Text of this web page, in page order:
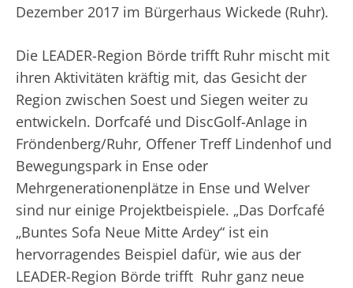
Dezember 2017 im Bürgerhaus Wickede (Ruhr).
Die LEADER-Region Börde trifft Ruhr mischt mit
ihren Aktivitäten kräftig mit, das Gesicht der
Region zwischen Soest und Siegen weiter zu
entwickeln. Dorfcafé und DiscGolf-Anlage in
Fröndenberg/Ruhr, Offener Treff Lindenhof und
Bewegungspark in Ense oder
Mehrgenerationenplätze in Ense und Welver
sind nur einige Projektbeispiele. „Das Dorfcafé
„Buntes Sofa Neue Mitte Ardey“ ist ein
hervorragendes Beispiel dafür, wie aus der
LEADER-Region Börde trifft Ruhr ganz neue